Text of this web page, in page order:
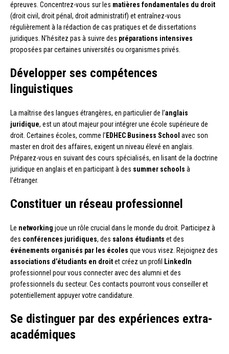
épreuves. Concentrez-vous sur les matières fondamentales du droit
(droit civil, droit pénal, droit administratif) et entraînez-vous
régulièrement à la rédaction de cas pratiques et de dissertations
juridiques. N’hésitez pas à suivre des préparations intensives
proposées par certaines universités ou organismes privés.
Développer ses compétences
linguistiques
La maîtrise des langues étrangères, en particulier de l’anglais
juridique, est un atout majeur pour intégrer une école supérieure de
droit. Certaines écoles, comme l’ EDHEC Business School avec son
master en droit des affaires, exigent un niveau élevé en anglais.
Préparez-vous en suivant des cours spécialisés, en lisant de la doctrine
juridique en anglais et en participant à des summer schools à
l’étranger.
Constituer un réseau professionnel
Le networking joue un rôle crucial dans le monde du droit. Participez à
des conférences juridiques, des salons étudiants et des
événements organisés par les écoles que vous visez. Rejoignez des
associations d’étudiants en droitet créez un profil
LinkedIn
professionnel pour vous connecter avec des alumni et des
professionnels du secteur. Ces contacts pourront vous conseiller et
potentiellement appuyer votre candidature.
Se distinguer par des expériences extra-
académiques